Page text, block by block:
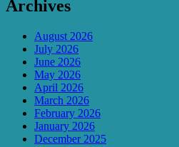
Archives
August 2026
July 2026
June 2026
May 2026
April 2026
March 2026
February 2026
January 2026
December 2025